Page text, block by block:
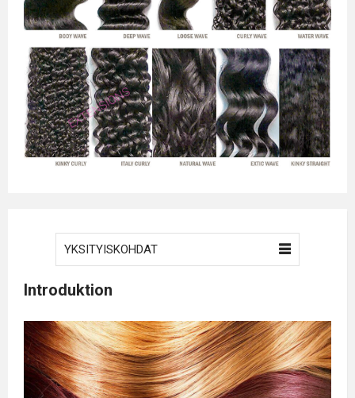
YKSITYISKOHDAT
Introduktion